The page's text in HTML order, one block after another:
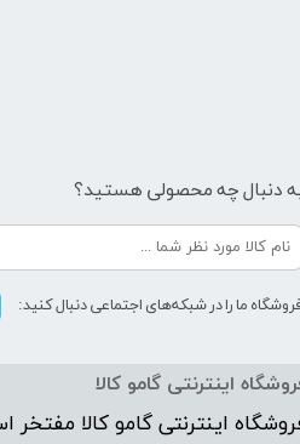
اینترنتی گامو کالا
اینترنتی گامو کالا مفتخر
دنبال چه محصولی هستید؟
ما را در شبکه‌های اجتماعی دنبال کنید: